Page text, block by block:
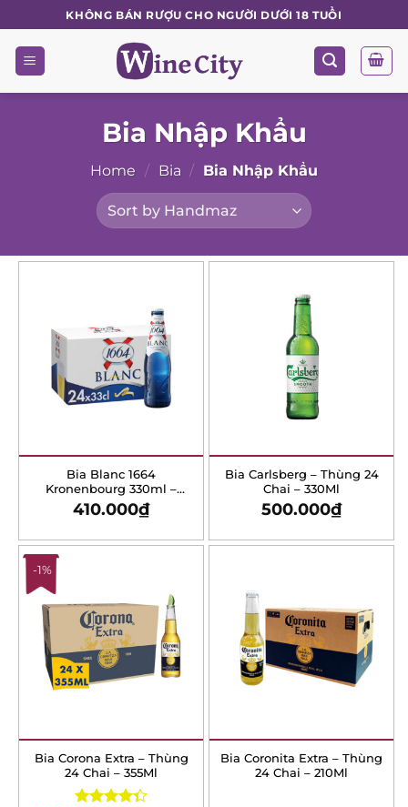
to
content
KHÔNG BÁN RƯỢU CHO NGƯỜI DƯỚI 18 TUỔI
Bia Nhập Khẩu
Home / Bia / Bia Nhập Khẩu
Bia Blanc 1664
Kronenbourg 330ml –
Thùng 24 Chai
410.000₫
Bia Carlsberg – Thùng 24
Chai – 330Ml
500.000₫
-1%
Bia Corona Extra – Thùng
24 Chai – 355Ml
Bia Coronita Extra – Thùng
24 Chai – 210Ml